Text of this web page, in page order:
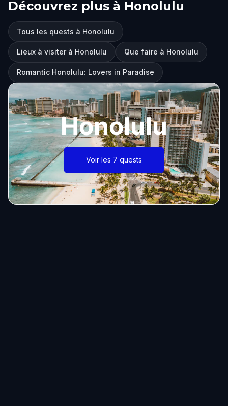
Découvrez plus à Honolulu
Tous les quests à Honolulu
Lieux à visiter à Honolulu Que faire à Honolulu
Romantic Honolulu: Lovers in Paradise
Honolulu
Voir les 7 quests